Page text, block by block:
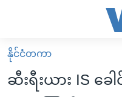
လွယ်ကူ
စေ
မူလစာမျက်နှာ
မြန်မာ
နိုင်ငံတကာ
ဆီးရီးယား IS ခေ